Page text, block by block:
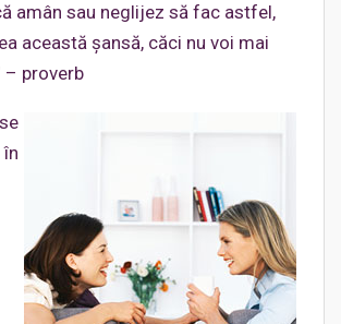
amân sau neglijez să fac astfel,
această şansă, căci nu voi mai
– proverb